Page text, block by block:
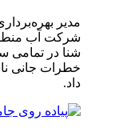
مدیر
شرکت آب
شنا در تمامی
خطرات جانی
داد.